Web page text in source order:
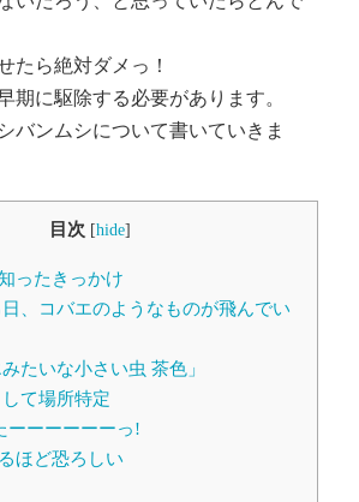
たら絶対ダメっ！
期に駆除する必要があります。
バンムシについて書いていきま
目次 [hide]
ったきっかけ
、コバエのようなものが飛んでい
たいな小さい虫 茶色」
て場所特定
ーーーーーーっ!
ほど恐ろしい